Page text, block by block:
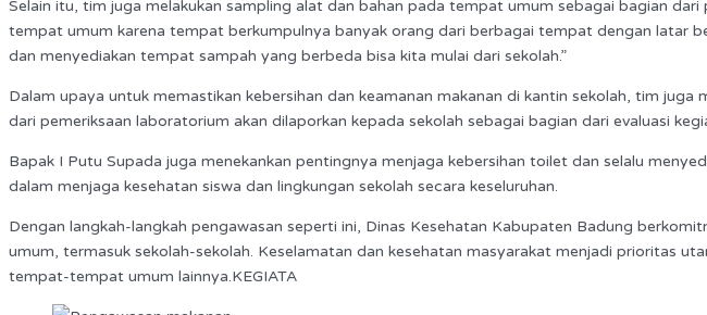
Selain itu, tim juga melakukan sampling alat dan bahan pada tempat umum sebagai bagian
tempat umum karena tempat berkumpulnya banyak orang dari berbagai tempat dengan latar
dan menyediakan tempat sampah yang berbeda bisa kita mulai dari sekolah.”
Dalam upaya untuk memastikan kebersihan dan keamanan makanan di kantin sekolah, tim
dari pemeriksaan laboratorium akan dilaporkan kepada sekolah sebagai bagian dari evaluasi
Bapak I Putu Supada juga menekankan pentingnya menjaga kebersihan toilet dan selalu
dalam menjaga kesehatan siswa dan lingkungan sekolah secara keseluruhan.
Dengan langkah-langkah pengawasan seperti ini, Dinas Kesehatan Kabupaten Badung
umum, termasuk sekolah-sekolah. Keselamatan dan kesehatan masyarakat menjadi prioritas
tempat-tempat umum lainnya.KEGIATA